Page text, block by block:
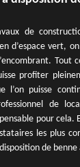
de
d’espace vert,
Tout
profiter
l’on puisse
de
pour cela.
les plus
de benne